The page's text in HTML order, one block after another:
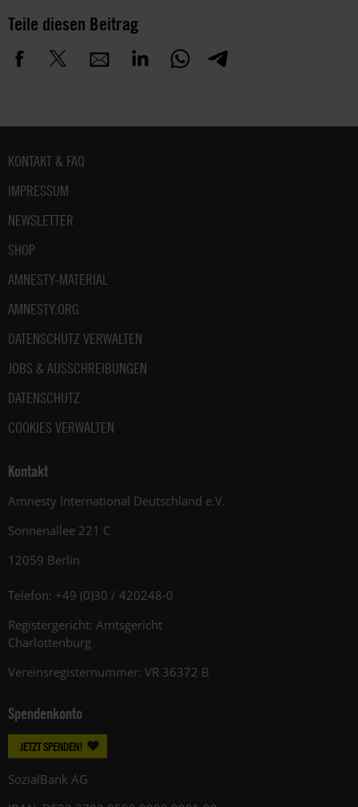
Teile diesen Beitrag
Fußbereich
KONTAKT & FAQ
IMPRESSUM
NEWSLETTER
SHOP
AMNESTY-MATERIAL
AMNESTY.ORG
DATENSCHUTZ VERWALTEN
JOBS & AUSSCHREIBUNGEN
DATENSCHUTZ
COOKIES VERWALTEN
Kontakt
Amnesty International Deutschland e.V.
Sonnenallee 221 C
12059 Berlin
Telefon: +49 (0)30 / 420248-0
Registergericht: Amtsgericht
Charlottenburg
Vereinsregisternummer: VR 36372 B
Spendenkonto
JETZT SPENDEN!
SozialBank AG